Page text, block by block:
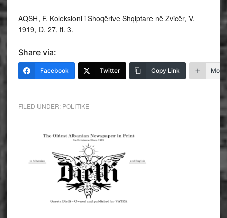
AQSH, F. Koleksioni i Shoqërive Shqiptare në Zvicër, V.
1919, D. 27, fl. 3.
Share via:
Facebook Twitter Copy Link More
FILED UNDER: POLITIKE